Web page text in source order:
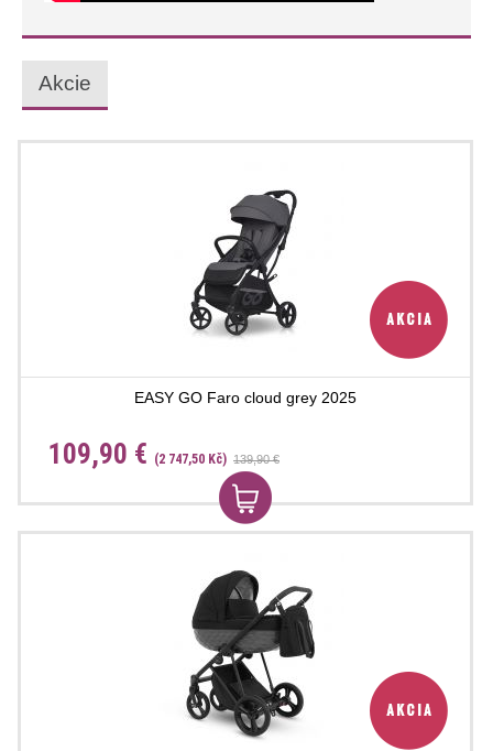
Akcie
EASY GO Faro cloud grey 2025
109,90 € (2 747,50 Kč) 139,90 €